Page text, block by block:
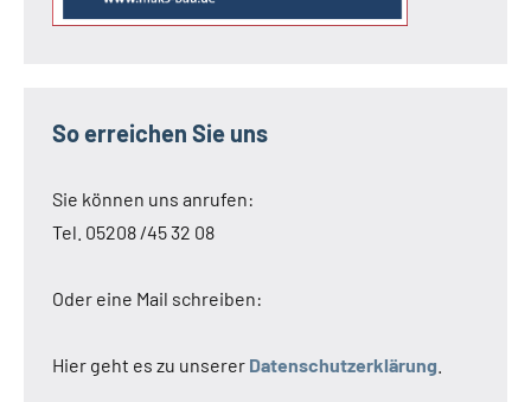
So erreichen Sie uns
Sie können uns anrufen:
Tel. 05208 /45 32 08
Oder eine Mail schreiben:
Hier geht es zu unserer Datenschutzerklärung